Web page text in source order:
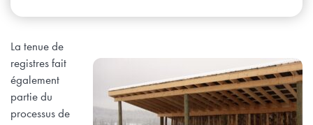
La tenue de
registres fait
également
partie du
processus de